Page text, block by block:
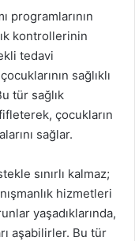
programlarının
kontrollerinin
tedavi
sağlıklı
tür sağlık
çocukların
sağlar.
sınırlı kalmaz;
hizmetleri
yaşadıklarında,
aşabilirler. Bu tür